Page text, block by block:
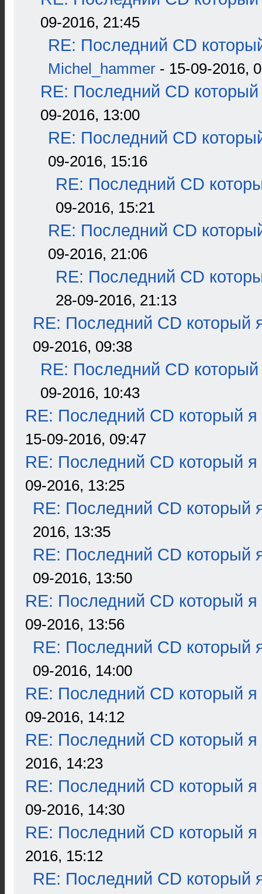
09-2016, 21:45
RE: Последний CD
Michel_hammer - 15-09-2016,
RE: Последний CD который
09-2016, 13:00
RE: Последний CD
09-2016, 15:16
RE: Последний CD
09-2016, 15:21
RE: Последний CD
09-2016, 21:06
RE: Последний CD
28-09-2016, 21:13
RE: Последний CD который
09-2016, 09:38
RE: Последний CD который
09-2016, 10:43
RE: Последний CD который я
15-09-2016, 09:47
RE: Последний CD который я
09-2016, 13:25
RE: Последний CD который
2016, 13:35
RE: Последний CD который
09-2016, 13:50
RE: Последний CD который я
09-2016, 13:56
RE: Последний CD который
09-2016, 14:00
RE: Последний CD который я
09-2016, 14:12
RE: Последний CD который я
2016, 14:23
RE: Последний CD который я
09-2016, 14:30
RE: Последний CD который я
2016, 15:12
RE: Последний CD который